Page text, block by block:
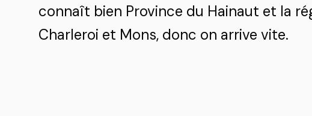
connaît bien Province du Hainaut et la
Charleroi et Mons, donc on arrive vite.